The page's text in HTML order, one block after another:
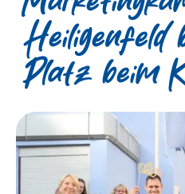
Heiligenfeld
Platz beim